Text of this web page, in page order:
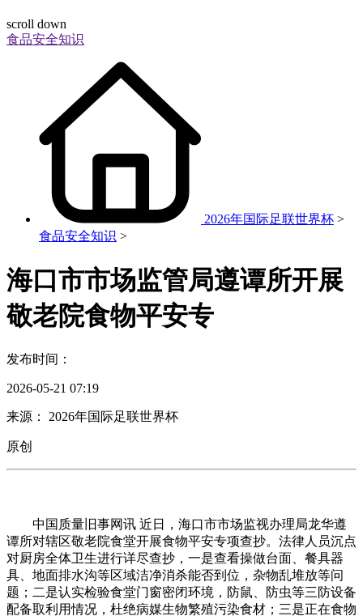
scroll down
食品安全知识
2026年国际足联世界杯 >
食品安全知识 >
海口市市场监管局遵谭所开展
敬老院食物平安专
发布时间：
2026-05-21 07:19
来源： 2026年国际足联世界杯
原创
中国质量旧事网讯 近日，海口市市场监视办理局龙华遵
谭所对辖区敬老院食堂开展食物平安专项查抄。法律人员沉点
对厨房全体卫生进行详尽查抄，一是查看操做台面、餐具器
具、地面排水沟等区域洁净消杀能否到位，杂物乱堆放等问
题；二是认实检验食堂门窗密闭环境，防鼠、防虫等三防设备
配备取利用情况，杜绝病媒生物繁殖污染食材；三是正在食物